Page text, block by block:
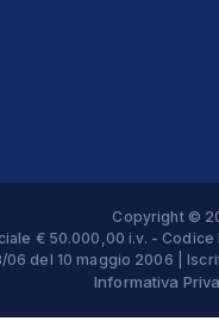
Copyright ©
€ 50.000,00 i.v. -
06 del 10 maggio 2006 |
Informativa